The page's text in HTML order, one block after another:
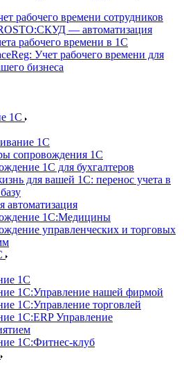
рабочего времени сотрудников
— автоматизация
рабочего времени в 1С
Учет рабочего времени для
бизнеса
1С
1С
сопровождения 1С
1С для бухгалтеров
для вашей 1С: перенос учета в
автоматизация
1С:Медицины
управленческих и торговых
1С
1С:Управление нашей фирмой
1С:Управление торговлей
1С:ERP Управление
1С:Фитнес-клуб